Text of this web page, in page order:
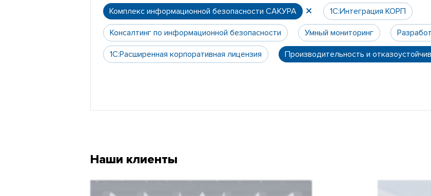
Комплекс информационной безопасности САКУРА 1С:Интеграция КОРП
Консалтинг по информационной безопасности Умный мониторинг
1С:Расширенная корпоративная лицензия Производительность и
Наши клиенты